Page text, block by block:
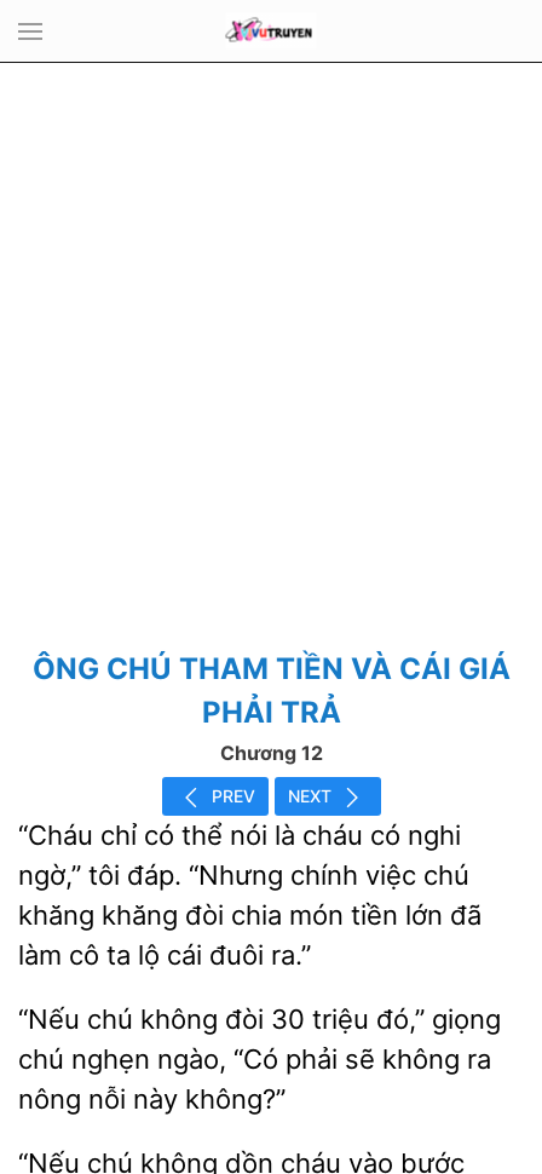
ÔNG CHÚ THAM TIỀN VÀ CÁI GIÁ
PHẢI TRẢ
Chương 12
PREV NEXT
“Cháu chỉ có thể nói là cháu có nghi
tôi đáp. “Nhưng chính việc chú
khăng khăng
chia món tiền lớn đã
làm cô ta lộ cái đuôi
“Nếu chú
đòi 30 triệu đó,” giọng
chú
ngào, “Có phải sẽ
ra
nông nỗi này không?”
“Nếu chú không dồn cháu vào bước